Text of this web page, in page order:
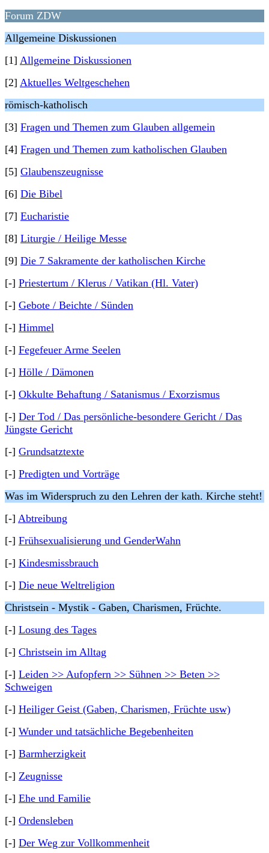
Forum ZDW
Allgemeine Diskussionen
[1] Allgemeine Diskussionen
[2] Aktuelles Weltgeschehen
römisch-katholisch
[3] Fragen und Themen zum Glauben allgemein
[4] Fragen und Themen zum katholischen Glauben
[5] Glaubenszeugnisse
[6] Die Bibel
[7] Eucharistie
[8] Liturgie / Heilige Messe
[9] Die 7 Sakramente der katholischen Kirche
[-] Priestertum / Klerus / Vatikan (Hl. Vater)
[-] Gebote / Beichte / Sünden
[-] Himmel
[-] Fegefeuer Arme Seelen
[-] Hölle / Dämonen
[-] Okkulte Behaftung / Satanismus / Exorzismus
[-] Der Tod / Das persönliche-besondere Gericht / Das
Jüngste Gericht
[-] Grundsatztexte
[-] Predigten und Vorträge
Was im Widerspruch zu den Lehren der kath. Kirche steht!
[-] Abtreibung
[-] Frühsexualisierung und GenderWahn
[-] Kindesmissbrauch
[-] Die neue Weltreligion
Christsein - Mystik - Gaben, Charismen, Früchte.
[-] Losung des Tages
[-] Christsein im Alltag
[-] Leiden >> Aufopfern >> Sühnen >> Beten >>
Schweigen
[-] Heiliger Geist (Gaben, Charismen, Früchte usw)
[-] Wunder und tatsächliche Begebenheiten
[-] Barmherzigkeit
[-] Zeugnisse
[-] Ehe und Familie
[-] Ordensleben
[-] Der Weg zur Vollkommenheit